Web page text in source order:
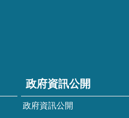
政府資訊公開
政府資訊公開